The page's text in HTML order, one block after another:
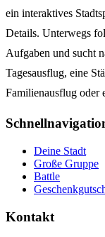
ein interaktives
Details. Unterwegs
Aufgaben und sucht
Tagesausflug, eine
Familienausflug oder
Deine Stadt
Große Gruppe
Battle
Kontakt